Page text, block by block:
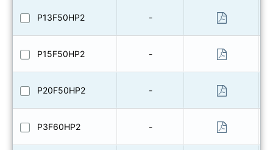
P13F50HP2
P15F50HP2
P20F50HP2
P3F60HP2
-
-
-
-